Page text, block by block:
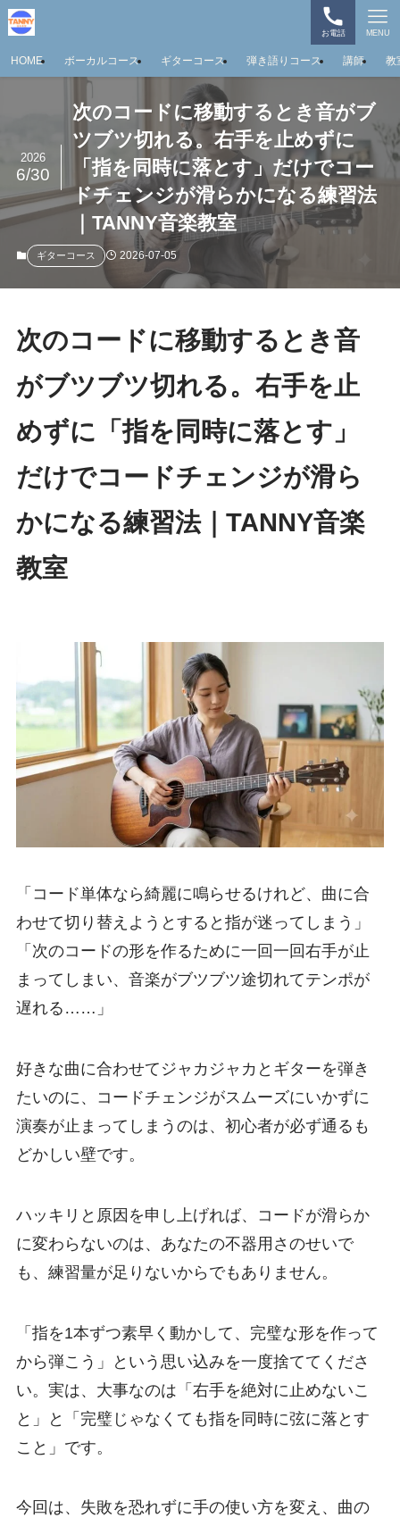
お電話 MENU
HOME ボーカルコース ギターコース 弾き語りコース 講師 教
次のコードに移動するとき音がブ
ツブツ切れる。右手を止めずに
「指を同時に落とす」だけでコー
ドチェンジが滑らかになる練習法
｜TANNY音楽教室
2026
6/30
ギターコース 2026-07-05
次のコードに移動するとき音
がブツブツ切れる。右手を止
めずに「指を同時に落とす」
だけでコードチェンジが滑ら
かになる練習法｜TANNY音楽
教室
「コード単体なら綺麗に鳴らせるけれど、曲に合
わせて切り替えようとすると指が迷ってしまう」
「次のコードの形を作るために一回一回右手が止
まってしまい、音楽がブツブツ途切れてテンポが
遅れる……」
好きな曲に合わせてジャカジャカとギターを弾き
たいのに、コードチェンジがスムーズにいかずに
演奏が止まってしまうのは、初心者が必ず通るも
どかしい壁です。
ハッキリと原因を申し上げれば、コードが滑らか
に変わらないのは、あなたの不器用さのせいで
も、練習量が足りないからでもありません。
「指を1本ずつ素早く動かして、完璧な形を作って
から弾こう」という思い込みを一度捨ててくださ
い。実は、大事なのは「右手を絶対に止めないこ
と」と「完璧じゃなくても指を同時に弦に落とす
こと」です。
今回は、失敗を恐れずに手の使い方を変え、曲の